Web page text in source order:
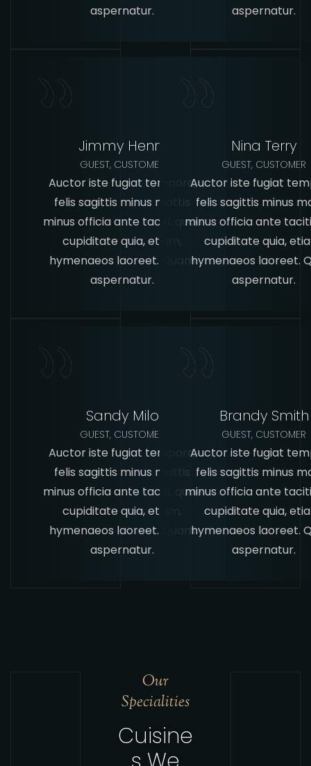
aspernatur.
aspernatur.
Jimmy Henry
GUEST, CUSTOMER
Auctor iste fugiat tempora,
felis sagittis minus mattis
minus officia ante taciti, quae
cupiditate quia, etiam,
hymenaeos laoreet. Quam
aspernatur.
Nina Terry
GUEST, CUSTOMER
Auctor iste fugiat
felis sagittis minus
minus officia ante
cupiditate quia,
hymenaeos laoreet.
aspernatur.
Sandy Milo
GUEST, CUSTOMER
Auctor iste fugiat tempora,
felis sagittis minus mattis
minus officia ante taciti, quae
cupiditate quia, etiam,
hymenaeos laoreet. Quam
aspernatur.
Brandy Smith
GUEST, CUSTOMER
Auctor iste fugiat
felis sagittis minus
minus officia ante
cupiditate quia,
hymenaeos laoreet.
aspernatur.
Our
Specialities
Cuisine